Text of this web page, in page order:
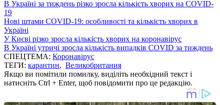
В Україні за тиждень різко зросла кількість хворих на COVID-
19
Нові штами COVID-19: особливості та кількість хворих в
Україні
У Києві різко зросла кількість хворих на коронавірус
В Україні утричі зросла кількість випадків COVID за тиждень
СПЕЦТЕМА: Коронавірус
ТЕГИ: карантин, Великобритания
Якщо ви помітили помилку, виділіть необхідний текст і
натисніть Ctrl + Enter, щоб повідомити про це редакцію.